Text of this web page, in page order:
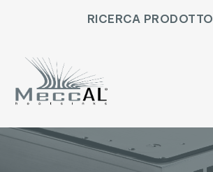
RICERCA PRODOTTO